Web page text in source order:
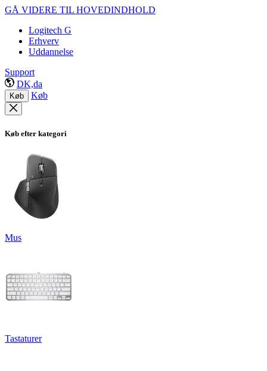
GÅ VIDERE TIL HOVEDINDHOLD
Logitech G
Erhverv
Uddannelse
Support
DK,da
Køb Køb
Køb efter kategori
Mus
Tastaturer